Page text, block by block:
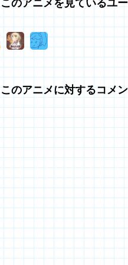
このアニメを見ているユ
このアニメに対するコメ